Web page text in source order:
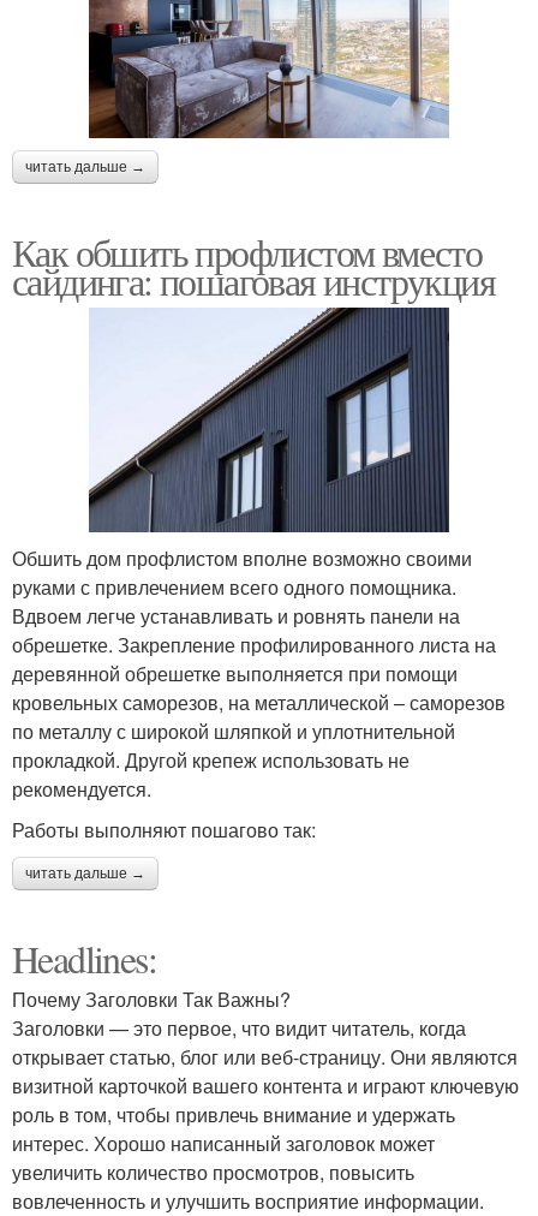
читать дальше →
Как обшить профлистом вместо
сайдинга: пошаговая инструкция
Обшить дом профлистом вполне возможно своими
руками с привлечением всего одного помощника.
Вдвоем легче устанавливать и ровнять панели на
обрешетке. Закрепление профилированного листа на
деревянной обрешетке выполняется при помощи
кровельных саморезов, на металлической – саморезов
по металлу с широкой шляпкой и уплотнительной
прокладкой. Другой крепеж использовать не
рекомендуется.
Работы выполняют пошагово так:
читать дальше →
Headlines:
Почему Заголовки Так Важны?
Заголовки — это первое, что видит читатель, когда
открывает статью, блог или веб-страницу. Они являются
визитной карточкой вашего контента и играют ключевую
роль в том, чтобы привлечь внимание и удержать
интерес. Хорошо написанный заголовок может
увеличить количество просмотров, повысить
вовлеченность и улучшить восприятие информации.